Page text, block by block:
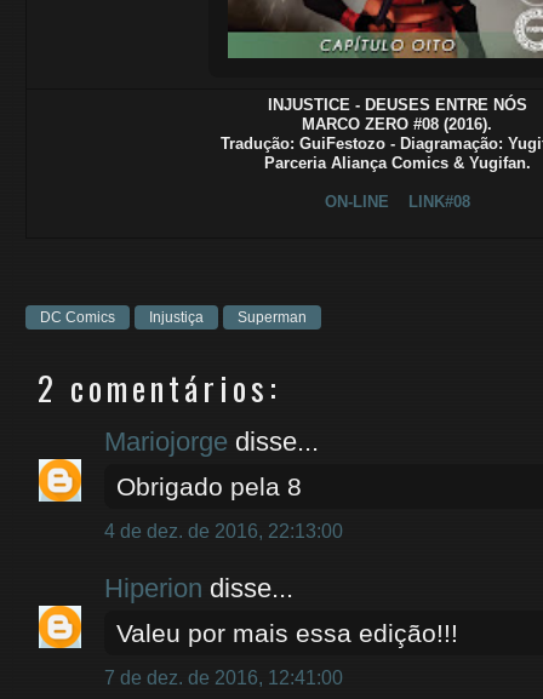
INJUSTICE - DEUSES ENTRE NÓS
MARCO ZERO #08 (2016).
Tradução: GuiFestozo - Diagramação:
Parceria Aliança Comics & Yugifan.
ON-LINE LINK#08
DC Comics Injustiça Superman
2 comentários:
Mariojorge disse...
Obrigado pela 8
4 de dez. de 2016, 22:13:00
Hiperion disse...
Valeu por mais essa edição!!!
7 de dez. de 2016, 12:41:00